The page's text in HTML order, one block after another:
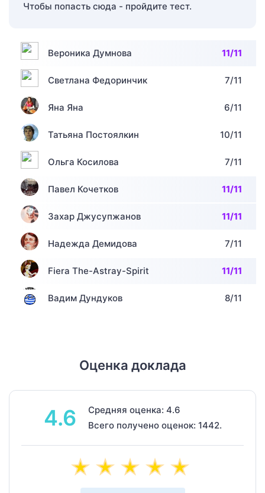
Чтобы попасть сюда - пройдите тест.
Вероника Думнова 11/11
Светлана Федоринчик 7/11
Яна Яна 6/11
Татьяна Постоялкин 10/11
Ольга Косилова 7/11
Павел Кочетков 11/11
Захар Джусупжанов 11/11
Надежда Демидова 7/11
Fiera The-Astray-Spirit 11/11
Вадим Дундуков 8/11
Оценка доклада
4.6
Средняя оценка: 4.6
Всего получено оценок: 1442.